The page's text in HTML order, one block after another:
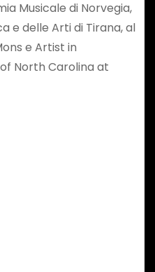
Musicale di Norvegia,
e delle Arti di Tirana, al
e Artist in
North Carolina at